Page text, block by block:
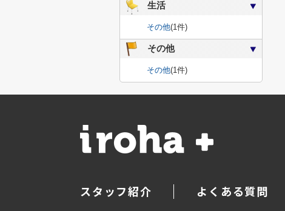
生活
その他(1件)
その他
その他(1件)
スタッフ紹介 よくある質問